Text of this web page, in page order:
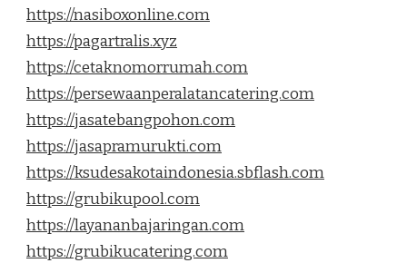
https://nasiboxonline.com
https://pagartralis.xyz
https://cetaknomorrumah.com
https://persewaanperalatancatering.com
https://jasatebangpohon.com
https://jasapramurukti.com
https://ksudesakotaindonesia.sbflash.com
https://grubikupool.com
https://layananbajaringan.com
https://grubikucatering.com